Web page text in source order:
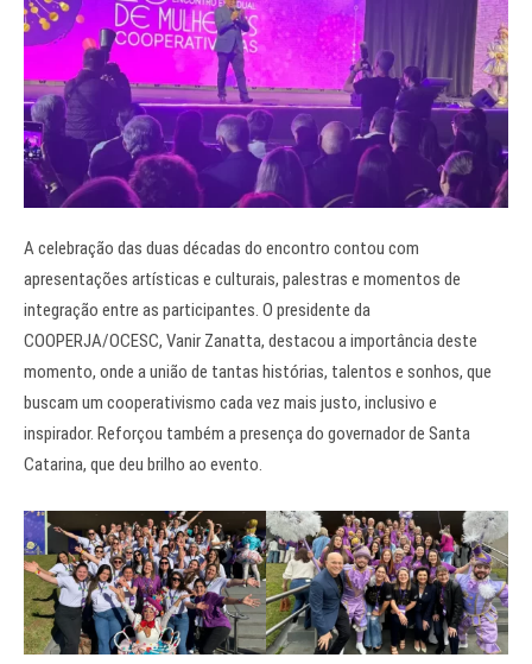
A celebração das duas décadas do encontro contou com
apresentações artísticas e culturais, palestras e momentos de
integração entre as participantes. O presidente da
COOPERJA/OCESC, Vanir Zanatta, destacou a importância deste
momento, onde a união de tantas histórias, talentos e sonhos, que
buscam um cooperativismo cada vez mais justo, inclusivo e
inspirador. Reforçou também a presença do governador de Santa
Catarina, que deu brilho ao evento.